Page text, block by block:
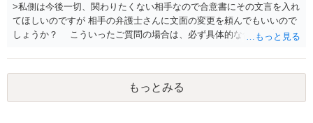
>私側は今後一切、関わりたくない相手なので合意書にその文言を入れ
てほしいのですが 相手の弁護士さんに文面の変更を頼んでもいいので
しょうか？ こういったご質問の場合は、必ず具体的な合意書案をも
には、ご質問のような懸念を払しょくするために、 「甲及び乙は，本
示談書に記載するもののほか，甲と乙の間には何らの債権債務が存し
ないことを相互に確認する。」 という清算条項を入れることが一般的
です。 以上に加え、「本件については，当事者協議の結果，上記示
もっとみる